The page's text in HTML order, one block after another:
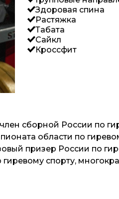
Здоровая спина
Растяжка
Табата
Сайкл
Кроссфит
сборной России по
области по
призер России по
спорту,